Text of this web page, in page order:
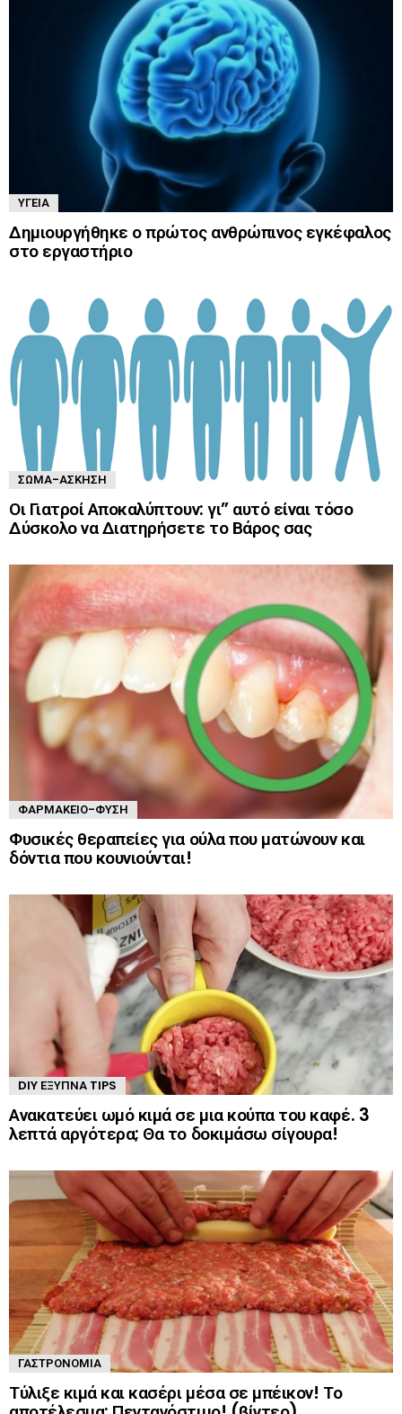
ΥΓΕΊΑ
Δημιουργήθηκε ο πρώτος ανθρώπινος εγκέφαλος
στο εργαστήριο
ΣΏΜΑ-ΆΣΚΗΣΗ
Οι Γιατροί Αποκαλύπτουν: γι” αυτό είναι τόσο
Δύσκολο να Διατηρήσετε το Βάρος σας
ΦΑΡΜΑΚΕΊΟ-ΦΎΣΗ
Φυσικές θεραπείες για ούλα που ματώνουν και
δόντια που κουνιούνται!
DIY ΈΞΥΠΝΑ TIPS
Ανακατεύει ωμό κιμά σε μια κούπα του καφέ. 3
λεπτά αργότερα; Θα το δοκιμάσω σίγουρα!
ΓΑΣΤΡΟΝΟΜΊΑ
Τύλιξε κιμά και κασέρι μέσα σε μπέικον! Το